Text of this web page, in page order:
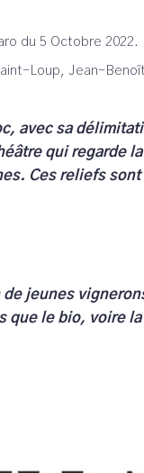
du 5 Octobre 2022.
Loup, Jean-
avec sa
qui regarde
Ces reliefs
jeunes
que le bio, voire